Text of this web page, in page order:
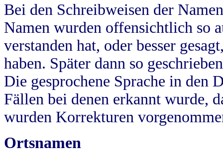
Bei den Schreibweisen der
Namen wurden offensichtlich so
verstanden hat, oder besser
haben. Später dann so
Die gesprochene Sprache in
Fällen bei denen erkannt wurde,
wurden Korrekturen
Ortsnamen